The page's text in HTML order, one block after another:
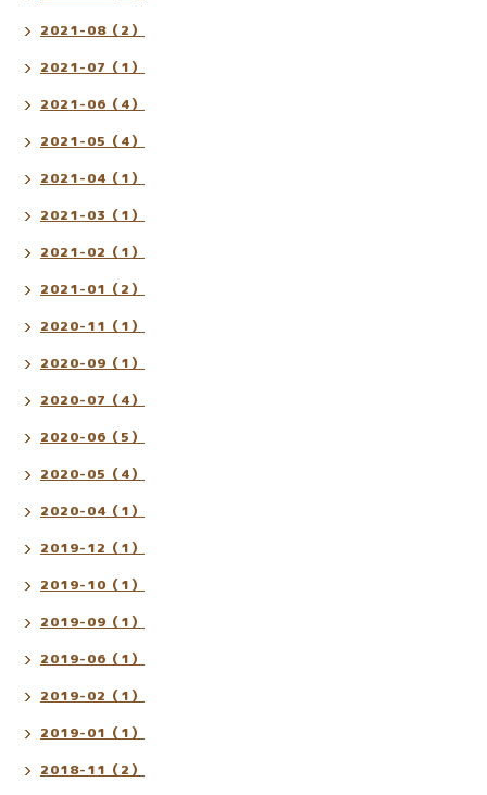
2021-08（2）
2021-07（1）
2021-06（4）
2021-05（4）
2021-04（1）
2021-03（1）
2021-02（1）
2021-01（2）
2020-11（1）
2020-09（1）
2020-07（4）
2020-06（5）
2020-05（4）
2020-04（1）
2019-12（1）
2019-10（1）
2019-09（1）
2019-06（1）
2019-02（1）
2019-01（1）
2018-11（2）